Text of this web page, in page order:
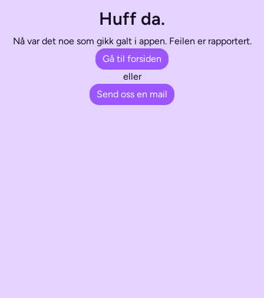
Huff da.
Nå var det noe som gikk galt i appen. Feilen er rapportert.
Gå til forsiden
eller
Send oss en mail